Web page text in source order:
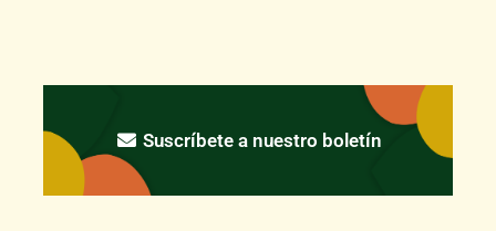
Suscríbete a nuestro boletín